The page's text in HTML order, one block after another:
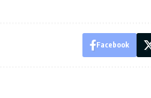
Facebook